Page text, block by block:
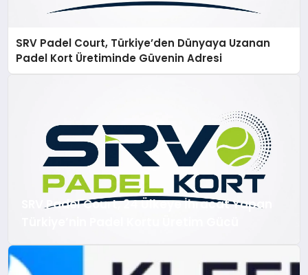
SRV Padel Court, Türkiye’den Dünyaya Uzanan
Padel Kort Üretiminde Güvenin Adresi
SRV Padel Court, 24 Ülkeye İhracat Yapan